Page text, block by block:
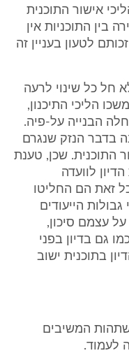
אישור התוכנית
בין התוכניות אין
לטעון בעניין זה
חל כל שינוי לרעה
הליכי התיכנון,
הבנייה על-פיה.
בדבר הנזק שנגרם
התוכנית. שכן, טענת
לוועדה
זאת הם החליטו
הייעודים
הם על עצמם סיכון,
גם בדיון בפני
בתוכנית ישוב
המשיבים
לעמוד.